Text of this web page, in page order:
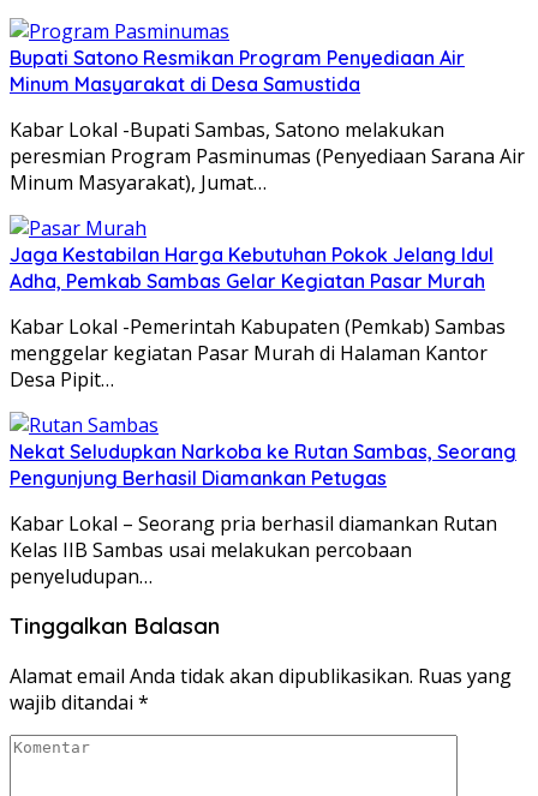
Bupati Satono Resmikan Program Penyediaan Air
Minum Masyarakat di Desa Samustida
Kabar Lokal -Bupati Sambas, Satono melakukan
peresmian Program Pasminumas (Penyediaan Sarana Air
Minum Masyarakat), Jumat…
Jaga Kestabilan Harga Kebutuhan Pokok Jelang Idul
Adha, Pemkab Sambas Gelar Kegiatan Pasar Murah
Kabar Lokal -Pemerintah Kabupaten (Pemkab) Sambas
menggelar kegiatan Pasar Murah di Halaman Kantor
Desa Pipit…
Nekat Seludupkan Narkoba ke Rutan Sambas, Seorang
Pengunjung Berhasil Diamankan Petugas
Kabar Lokal – Seorang pria berhasil diamankan Rutan
Kelas IIB Sambas usai melakukan percobaan
penyeludupan…
Tinggalkan Balasan
Alamat email Anda tidak akan dipublikasikan. Ruas yang
wajib ditandai *